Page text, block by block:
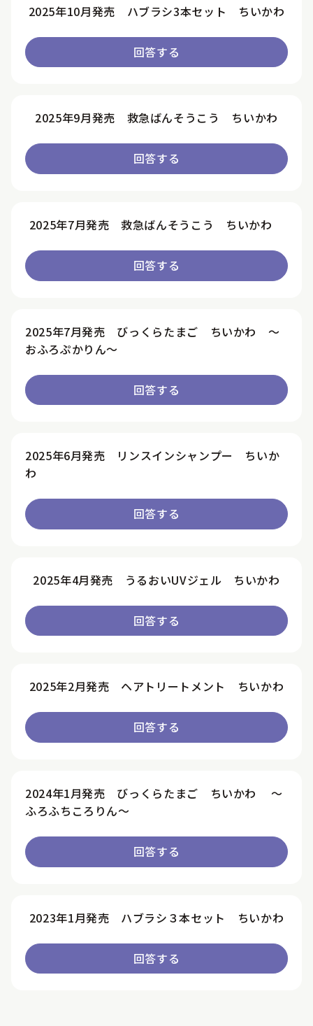
2025年10月発売 ハブラシ3本セット ちいかわ
回答する
2025年9月発売 救急ばんそうこう ちいかわ
回答する
2025年7月発売 救急ばんそうこう ちいかわ
回答する
2025年7月発売 びっくらたまご ちいかわ ～
おふろぷかりん～
回答する
2025年6月発売 リンスインシャンプー ちいか
わ
回答する
2025年4月発売 うるおいUVジェル ちいかわ
回答する
2025年2月発売 ヘアトリートメント ちいかわ
回答する
2024年1月発売 びっくらたまご ちいかわ ～
ふろふちころりん～
回答する
2023年1月発売 ハブラシ３本セット ちいかわ
回答する